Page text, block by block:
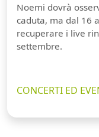
Noemi dovrà
caduta, ma dal 16
recuperare i live
settembre.
CONCERTI ED